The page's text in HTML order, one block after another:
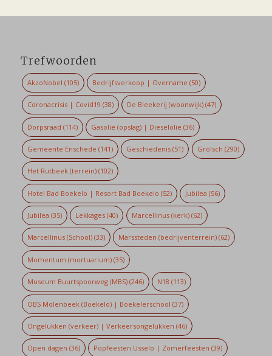
Trefwoorden
AkzoNobel (105) Bedrijfsverkoop | Overname (50)
Coronacrisis | Covid19 (38) De Bleekerij (woonwijk) (47)
Dorpsraad (114) Gasolie (opslag) | Dieselolie (36)
Gemeente Enschede (141) Geschiedenis (51) Grolsch (290)
Het Rutbeek (terrein)(102)
Hotel Bad Boekelo | Resort Bad Boekelo (52) Jubilea (56)
Jubilea (35) Lekkages (40) Marcellinus (kerk)(62)
Marcellinus (School)(33) Marssteden (bedrijventerrein) (62)
Momentum (mortuarium)(35)
Museum Buurtspoorweg (MBS)(246) N18 (113)
OBS Molenbeek (Boekelo) | Boekelerschool (37)
Ongelukken (verkeer) | Verkeersongelukken (46)
Open dagen (36) Popfeesten Usselo | Zomerfeesten (39)